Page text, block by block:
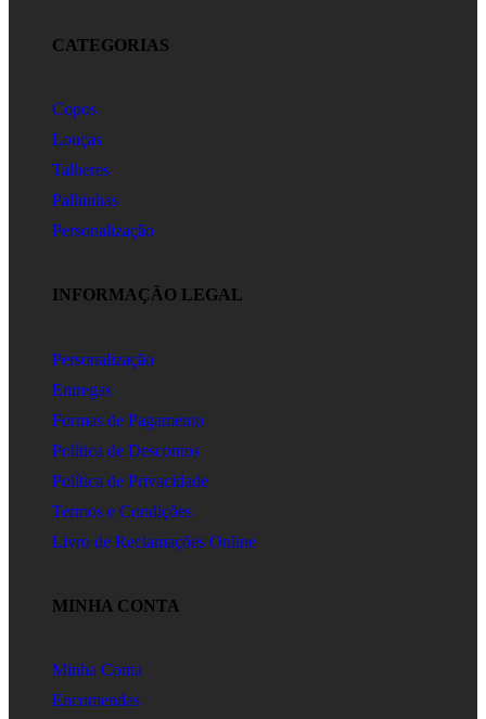
CATEGORIAS
Copos
Louças
Talheres
Palhinhas
Personalização
INFORMAÇÃO LEGAL
Personalização
Entregas
Formas de Pagamento
Política de Descontos
Política de Privacidade
Termos e Condições
Livro de Reclamações Online
MINHA CONTA
Minha Conta
Encomendas